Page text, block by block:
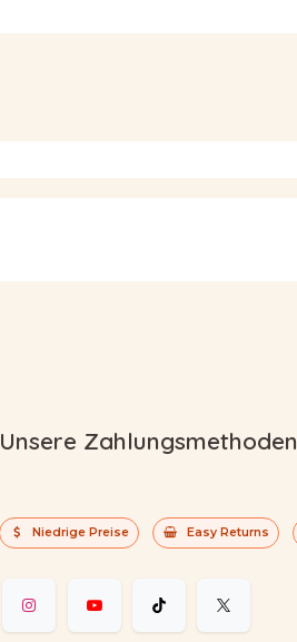
Unsere Zahlungsmethoden
Niedrige Preise Easy Returns